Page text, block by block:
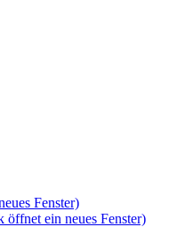
Fenster)
ein neues Fenster)